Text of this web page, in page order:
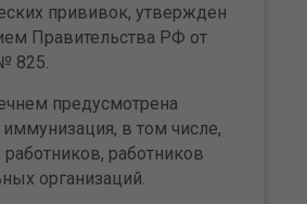
прививок, утвержден
Правительства РФ от
825.
предусмотрена
иммунизация, в том числе,
работников
организаций.